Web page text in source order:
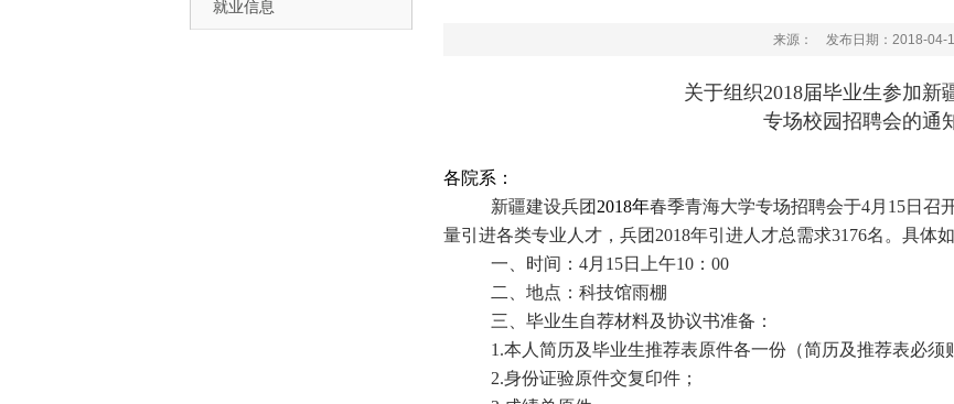
就业信息
来源： 发布日期：2018-04-
关于组织2018届毕业生参加新
专场校园招聘会的通
各院系：
新疆建设兵团2018年春季青海大学专场招聘会于4月15日召
量引进各类专业人才 ， 兵团2018年引进人才总需求3176名。具体如
一、 时间： 4月 15日 上午10： 00
二、 地点： 科技馆雨棚
三、 毕业生自荐材料及协议书准备：
1.本人简历及毕业生推荐表原件各一份（简历及推荐表必须
2.身份证验原件交复印件；